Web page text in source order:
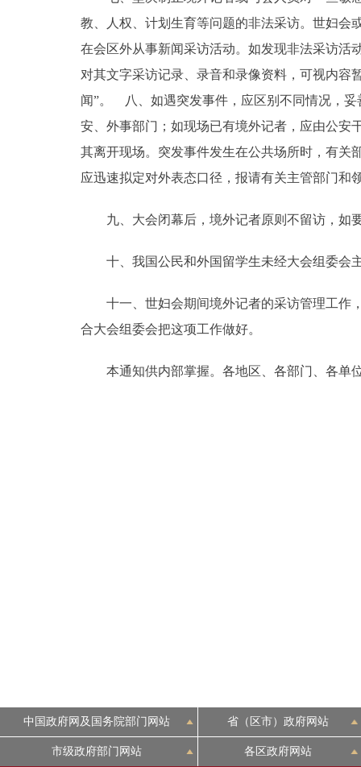
ITALIANO
教、人权、计划生育等问题的非法采访。世妇会
在会区外从事新闻采访活动。如发现非法采访活
对其文字采访记录、录音和录像资料，可视内容
闻”。 八、如遇突发事件，应区别不同情况，
安、外事部门；如现场已有境外记者，应由公安
其离开现场。突发事件发生在公共场所时，有关
应迅速拟定对外表态口径，报请有关主管部门和
九、大会闭幕后，境外记者原则不留访，如要
十、我国公民和外国留学生未经大会组委会主
十一、世妇会期间境外记者的采访管理工作，
合大会组委会把这项工作做好。
本通知供内部掌握。各地区、各部门、各单
中国政府网及国务院部门网站 省（区市）政府网站
市级政府部门网站 各区政府网站